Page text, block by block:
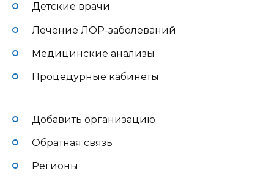
Детские врачи
Лечение ЛОР-заболеваний
Медицинские анализы
Процедурные кабинеты
Добавить организацию
Обратная связь
Регионы